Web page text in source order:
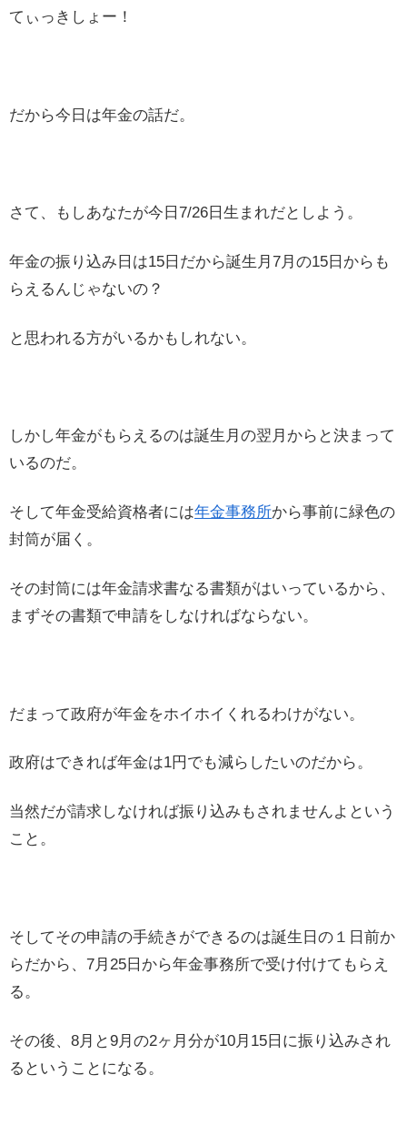
てぃっきしょー！
だから今日は年金の話だ。
さて、もしあなたが今日7/26日生まれだとしよう。
年金の振り込み日は15日だから誕生月7月の15日からも
らえるんじゃないの？
と思われる方がいるかもしれない。
しかし年金がもらえるのは誕生月の翌月からと決まって
いるのだ。
そして年金受給資格者には年金事務所から事前に緑色の
封筒が届く。
その封筒には年金請求書なる書類がはいっているから、
まずその書類で申請をしなければならない。
だまって政府が年金をホイホイくれるわけがない。
政府はできれば年金は1円でも減らしたいのだから。
当然だが請求しなければ振り込みもされませんよという
こと。
そしてその申請の手続きができるのは誕生日の１日前か
らだから、7月25日から年金事務所で受け付けてもらえ
る。
その後、8月と9月の2ヶ月分が10月15日に振り込みされ
るということになる。